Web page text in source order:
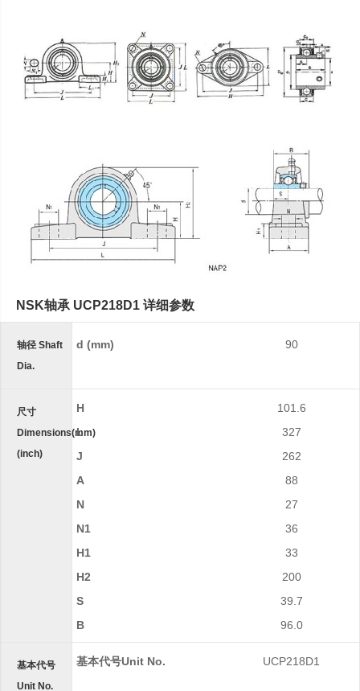
NSK轴承 UCP218D1 详细参数
轴径 Shaft
Dia.
d (in.)
d (mm) 90
尺寸
Dimensions(mm)
(inch)
H
101.6
L
327
J
262
A
88
N
27
N1
36
H1
33
H2
200
S
39.7
B
96.0
基本代号
Unit No.
基本代号Unit No. UCP218D1